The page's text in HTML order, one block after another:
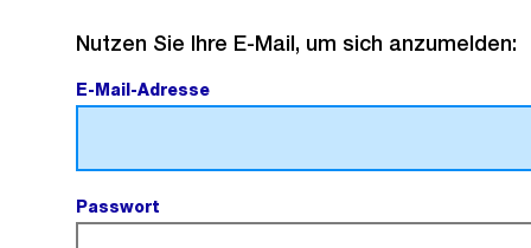
Mit
E-
Mail
Nutzen Sie Ihre E-Mail, um sich anzumelden:
E-Mail-Adresse
Passwort